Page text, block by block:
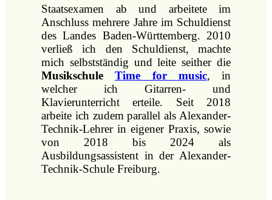
Staatsexamen ab und arbeitete im
Anschlussmehrere Jahre im Schuldienst
des Landes Baden-Württemberg. 2010
verließ ich den Schuldienst, machte
mich selbstständig und leite seither die
MusikschuleTime for music, in
welcher ich Gitarren- und
Klavierunterricht erteile. Seit 2018
arbeite ich zudem parallel als Alexander-
Technik-Lehrer in eigener Praxis, sowie
von 2018 bis 2024 als
Ausbildungsassistent in der Alexander-
Technik-Schule Freiburg.